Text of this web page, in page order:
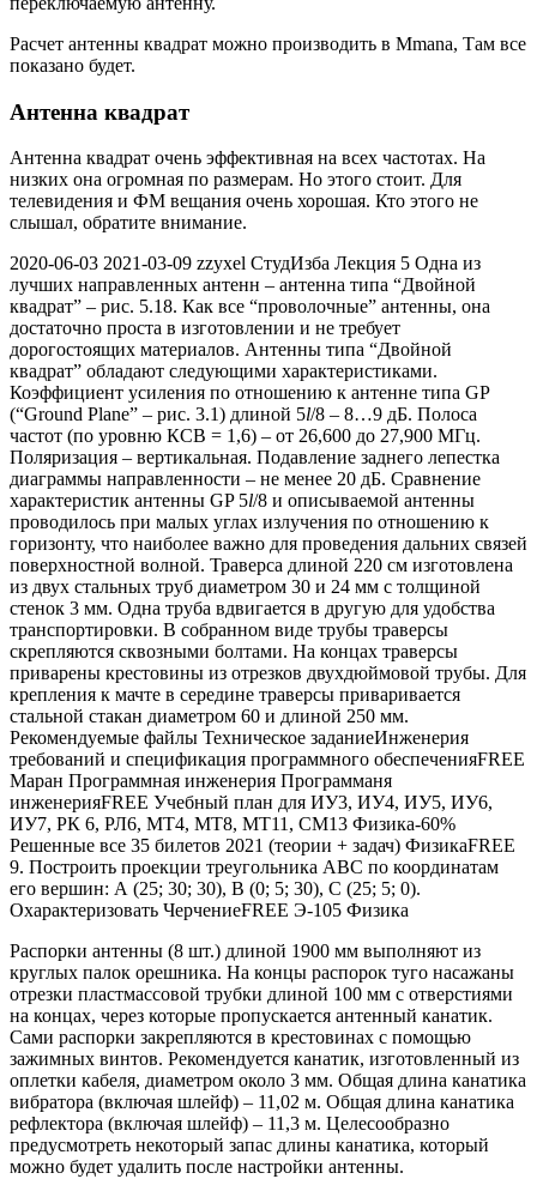
Расчет антенны квадрат можно производить в Mmana, Там все
показано будет.
Антенна квадрат
Антенна квадрат очень эффективная на всех частотах. На
низких она огромная по размерам. Но этого стоит. Для
телевидения и ФМ вещания очень хорошая. Кто этого не
слышал, обратите внимание.
2020-06-03 2021-03-09 zzyxel СтудИзба Лекция 5 Одна из
лучших направленных антенн – антенна типа “Двойной
квадрат” – рис. 5.18. Как все “проволочные” антенны, она
достаточно проста в изготовлении и не требует
дорогостоящих материалов. Антенны типа “Двойной
квадрат” обладают следующими характеристиками.
Коэффициент усиления по отношению к антенне типа GP
(“Ground Plane” – рис. 3.1) длиной 5l/8 – 8…9 дБ. Полоса
частот (по уровню КСВ = 1,6) – от 26,600 до 27,900 МГц.
Поляризация – вертикальная. Подавление заднего лепестка
диаграммы направленности – не менее 20 дБ. Сравнение
характеристик антенны GP 5l/8 и описываемой антенны
проводилось при малых углах излучения по отношению к
горизонту, что наиболее важно для проведения дальних связей
поверхностной волной. Траверса длиной 220 см изготовлена
из двух стальных труб диаметром 30 и 24 мм с толщиной
стенок 3 мм. Одна труба вдвигается в другую для удобства
транспортировки. В собранном виде трубы траверсы
скрепляются сквозными болтами. На концах траверсы
приварены крестовины из отрезков двухдюймовой трубы. Для
крепления к мачте в середине траверсы приваривается
стальной стакан диаметром 60 и длиной 250 мм.
Рекомендуемые файлы Техническое заданиеИнженерия
требований и спецификация программного обеспеченияFREE
Маран Программная инженерия Программаня
инженерияFREE Учебный план для ИУ3, ИУ4, ИУ5, ИУ6,
ИУ7, РК 6, РЛ6, МТ4, МТ8, МТ11, СМ13 Физика-60%
Решенные все 35 билетов 2021 (теории + задач) ФизикаFREE
9. Построить проекции треугольника АВС по координатам
его вершин: А (25; 30; 30), В (0; 5; 30), С (25; 5; 0).
Охарактеризовать ЧерчениеFREE Э-105 Физика
Распорки антенны (8 шт.) длиной 1900 мм выполняют из
круглых палок орешника. На концы распорок туго насажаны
отрезки пластмассовой трубки длиной 100 мм с отверстиями
на концах, через которые пропускается антенный канатик.
Сами распорки закрепляются в крестовинах с помощью
зажимных винтов. Рекомендуется канатик, изготовленный из
оплетки кабеля, диаметром около 3 мм. Общая длина канатика
вибратора (включая шлейф) – 11,02 м. Общая длина канатика
рефлектора (включая шлейф) – 11,3 м. Целесообразно
предусмотреть некоторый запас длины канатика, который
можно будет удалить после настройки антенны.